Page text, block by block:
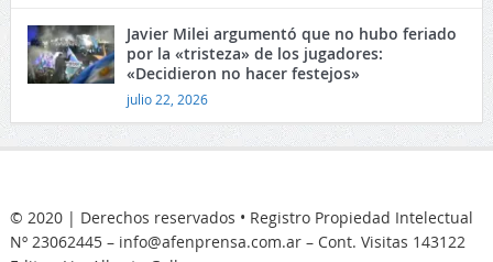
Javier Milei argumentó que no hubo feriado
por la «tristeza» de los jugadores:
«Decidieron no hacer festejos»
julio 22, 2026
© 2020 | Derechos reservados • Registro Propiedad Intelectual
Nº 23062445 – info@afenprensa.com.ar – Cont. Visitas 143122